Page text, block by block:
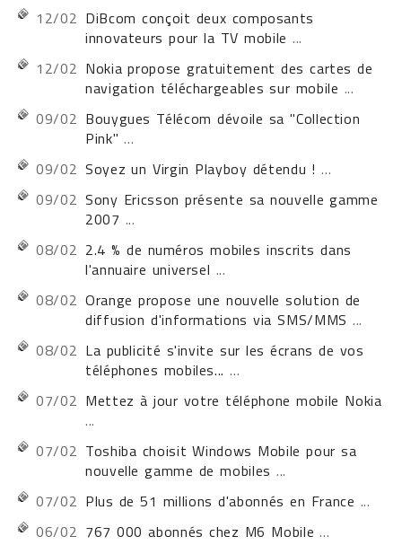
12/02 DiBcom conçoit deux composants
innovateurs pour la TV mobile ...
12/02 Nokia propose gratuitement des cartes de
navigation téléchargeables sur mobile ...
09/02 Bouygues Télécom dévoile sa "Collection
Pink" ...
09/02 Soyez un Virgin Playboy détendu ! ...
09/02 Sony Ericsson présente sa nouvelle gamme
2007 ...
08/02 2.4 % de numéros mobiles inscrits dans
l'annuaire universel ...
08/02 Orange propose une nouvelle solution de
diffusion d'informations via SMS/MMS ...
08/02 La publicité s'invite sur les écrans de vos
téléphones mobiles... ...
07/02 Mettez à jour votre téléphone mobile Nokia
...
07/02 Toshiba choisit Windows Mobile pour sa
nouvelle gamme de mobiles ...
07/02 Plus de 51 millions d'abonnés en France ...
06/02 767 000 abonnés chez M6 Mobile ...